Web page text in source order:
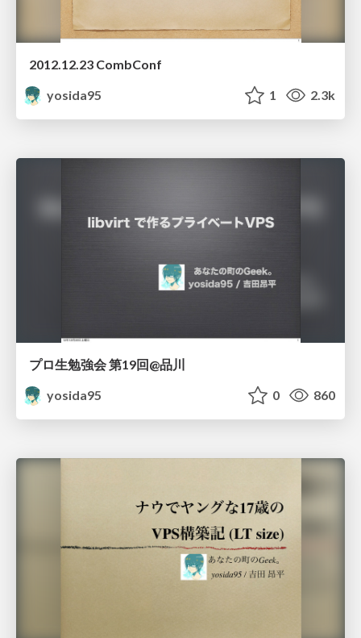
2012.12.23 CombConf
yosida95
1 2.3k
プロ生勉強会 第19回@品川
yosida95
0 860